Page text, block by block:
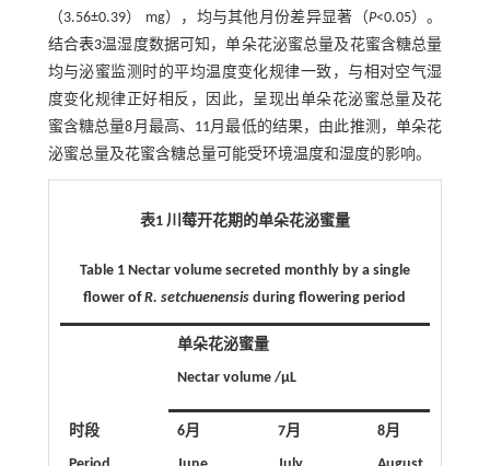
（3.56±0.39） mg），均与其他月份差异显著（P<0.05）。
结合表3温湿度数据可知，单朵花泌蜜总量及花蜜含糖总量
均与泌蜜监测时的平均温度变化规律一致，与相对空气湿
度变化规律正好相反，因此，呈现出单朵花泌蜜总量及花
蜜含糖总量8月最高、11月最低的结果，由此推测，单朵花
泌蜜总量及花蜜含糖总量可能受环境温度和湿度的影响。
表1 川莓开花期的单朵花泌蜜量
Table 1 Nectar volume secreted monthly by a single
flower ofR. setchuenensis during flowering period
时段
单朵花泌蜜量
Nectar volume /μL
6月
7月
8月